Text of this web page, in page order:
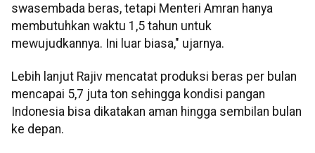
swasembada beras, tetapi Menteri Amran hanya
membutuhkan waktu 1,5 tahun untuk
mewujudkannya. Ini luar biasa," ujarnya.
Lebih lanjut Rajiv mencatat produksi beras per bulan
mencapai 5,7 juta ton sehingga kondisi pangan
Indonesia bisa dikatakan aman hingga sembilan bulan
ke depan.